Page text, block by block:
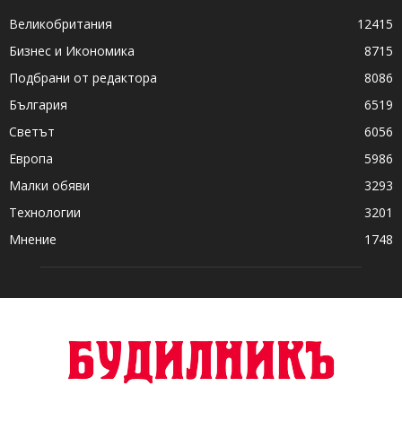
Великобритания
12415
Бизнес и Икономика
8715
Подбрани от редактора
8086
България
6519
Светът
6056
Европа
5986
Малки обяви
3293
Технологии
3201
Мнение
1748